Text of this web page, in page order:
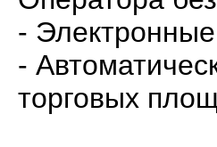
-
-
торговых